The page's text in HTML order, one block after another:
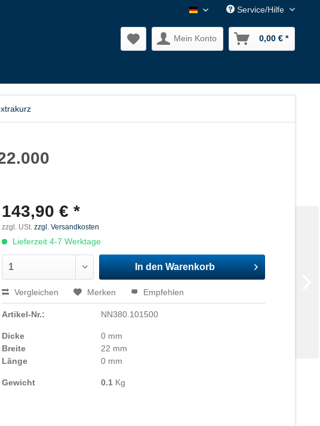
Nagler Normalien DE
Service/Hilfe
Mein Konto 0,00 € *
143,90 € *
zzgl. USt.zzgl. Versandkosten
Lieferzeit 4-7 Werktage
In den Warenkorb
Vergleichen Merken Empfehlen
Artikel-Nr.: NN380.101500
Dicke
0 mm
Breite
22 mm
Länge
0 mm
Gewicht 0.1 Kg